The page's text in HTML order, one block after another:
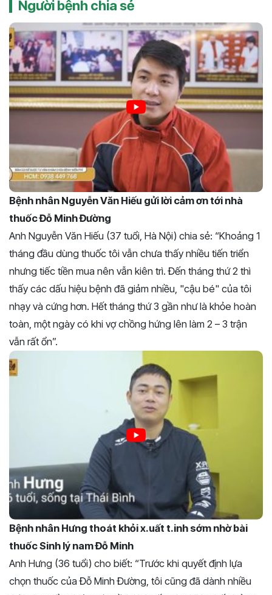
Người bệnh chia sẻ
Bệnh nhân Nguyễn Văn Hiếu gửi lời cảm ơn tới nhà
thuốc Đỗ Minh Đường
Anh Nguyễn Văn Hiếu (37 tuổi, Hà Nội) chia sẻ: “Khoảng 1
tháng đầu dùng thuốc tôi vẫn chưa thấy nhiều tiến triển
nhưng tiếc tiền mua nên vẫn kiên trì. Đến tháng thứ 2 thì
thấy các dấu hiệu bệnh đã giảm nhiều, "cậu bé" của tôi
nhạy và cứng hơn. Hết tháng thứ 3 gần như là khỏe hoàn
toàn, một ngày có khi vợ chồng hứng lên làm 2 – 3 trận
vẫn rất ổn”.
Bệnh nhân Hưng thoát khỏi x.uất t.inh sớm nhờ bài
thuốc Sinh lý nam Đỗ Minh
Anh Hưng (36 tuổi) cho biết: “Trước khi quyết định lựa
chọn thuốc của Đỗ Minh Đường, tôi cũng đã dành nhiều